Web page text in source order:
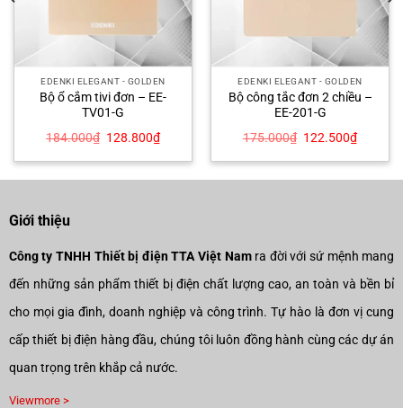
EDENKI ELEGANT - GOLDEN
Bộ ổ cắm tivi đơn – EE-
TV01-G
184.000₫ Giá
là:
128.800₫Giá
hiện
tại
128.800₫.
EDENKI ELEGANT - GOLDEN
Bộ công tắc đơn 2 chiều –
EE-201-G
175.000₫ Giá
là:
122.500₫Giá
hiện
tại
Giới thiệu
Công ty TNHH Thiết bị điện TTA Việt Namra đời với sứ mệnh mang
đến những sản phẩm thiết bị điện chất lượng cao, an toàn và bền bỉ
cho mọi gia đình, doanh nghiệp và công trình. Tự hào là đơn vị cung
cấp thiết bị điện hàng đầu, chúng tôi luôn đồng hành cùng các dự án
quan trọng trên khắp cả nước.
Viewmore >